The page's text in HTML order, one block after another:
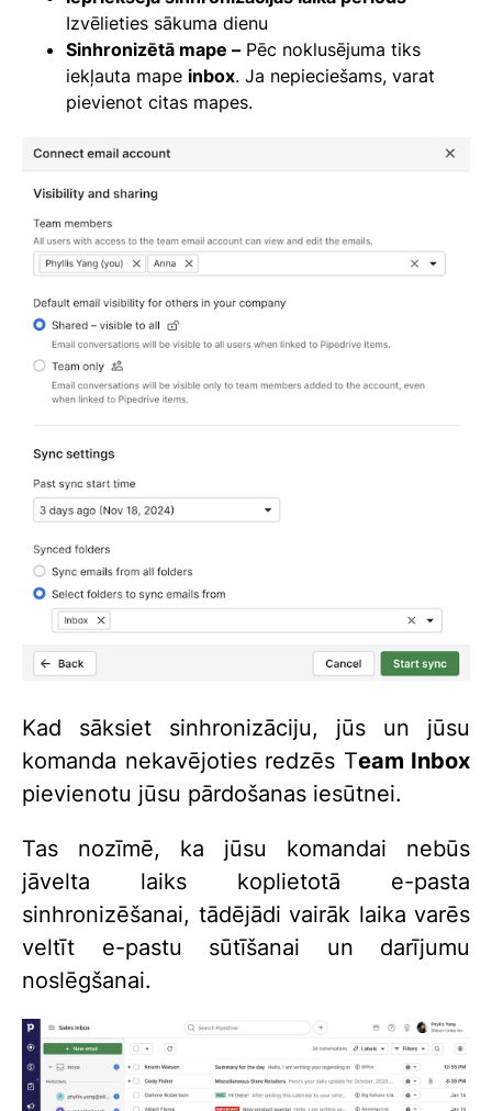
Izvēlieties sākuma dienu
Sinhronizētā mape – Pēc noklusējuma tiks
iekļauta mape inbox. Ja nepieciešams, varat
pievienot citas mapes.
Kad sāksiet sinhronizāciju, jūs un jūsu
komanda nekavējoties redzēs Team Inbox
pievienotu jūsu pārdošanas iesūtnei.
Tas nozīmē, ka jūsu komandai nebūs
jāvelta laiks koplietotā e-pasta
sinhronizēšanai, tādējādi vairāk laika varēs
veltīt e-pastu sūtīšanai un darījumu
noslēgšanai.